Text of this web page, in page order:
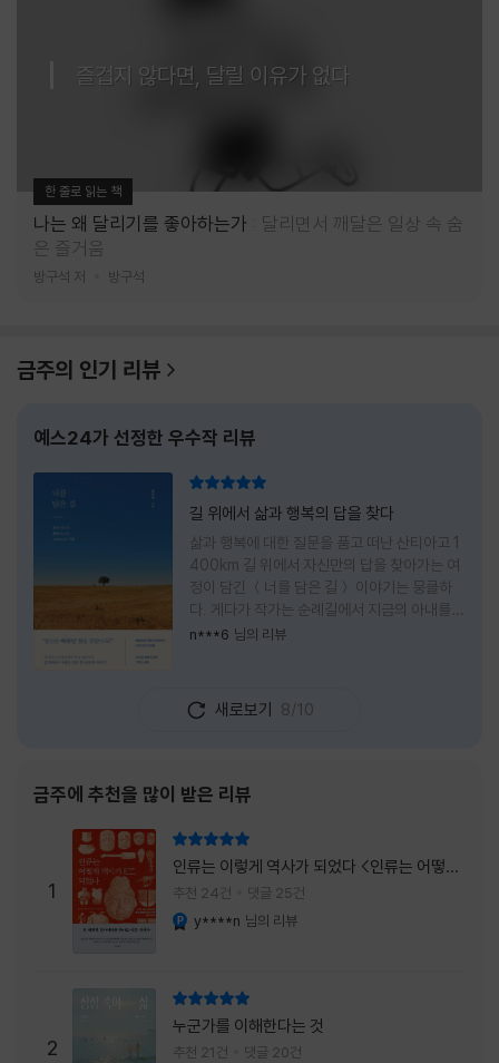
즐겁지 않다면, 달릴 이유가 없다
한 줄로 읽는 책
나는 왜 달리기를 좋아하는가
달리면서 깨달은 일상 속 숨
은 즐거움
방구석 저 방구석
금주의 인기 리뷰
예스24가 선정한 우수작 리뷰
길 위에서 삶과 행복의 답을 찾다
삶과 행복에 대한 질문을 품고 떠난 산티아고 1
400km 길 위에서 자신만의 답을 찾아가는 여
정이 담긴 ＜너를 담은 길＞ 이야기는 뭉클하
다. 게다가 작가는 순례길에서 지금의 아내를
만나 여행 로맨스의 정석인 '비포 선라이즈'를
에 작가가 소개한 다양한 도서들의 문장들을 만
나는 것 역시 읽기의 또다른 즐거움이었다. 여
누구이며어느 순간 행복을 느끼는지 질문하며
길을 떠나려고 마음 먹는 순간들을 적어내려간
문장들에 마음을 한참 머물렀다.그 부분을 발췌
해본다. "내가 온 힘을 다해 부러워하던 사람
들은 '자신이 원하는' 일을 하는 사람들이었다.
소명이라고 하던
n***6 님의 리뷰
새로보기 8/10
금주에 추천을 많이 받은 리뷰
1
인류는 이렇게 역사가 되었다 <인류는 어떻게
역사가 되었나>
추천 24건 댓글 25건
y****n 님의 리뷰
2
누군가를 이해한다는 것
추천 21건 댓글 20건